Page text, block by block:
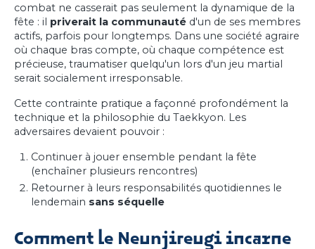
combat ne casserait pas seulement la dynamique de la
fête : il priverait la communauté d'un de ses membres
actifs, parfois pour longtemps. Dans une société agraire
où chaque bras compte, où chaque compétence est
précieuse, traumatiser quelqu'un lors d'un jeu martial
serait socialement irresponsable.
Cette contrainte pratique a façonné profondément la
technique et la philosophie du Taekkyon. Les
adversaires devaient pouvoir :
Continuer à jouer ensemble pendant la fête
(enchaîner plusieurs rencontres)
Retourner à leurs responsabilités quotidiennes le
lendemain sans séquelle
Comment le Neunjireugi incarne